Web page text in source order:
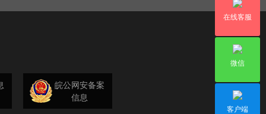
在线客服
微信
客户端
皖公网安备案
信息